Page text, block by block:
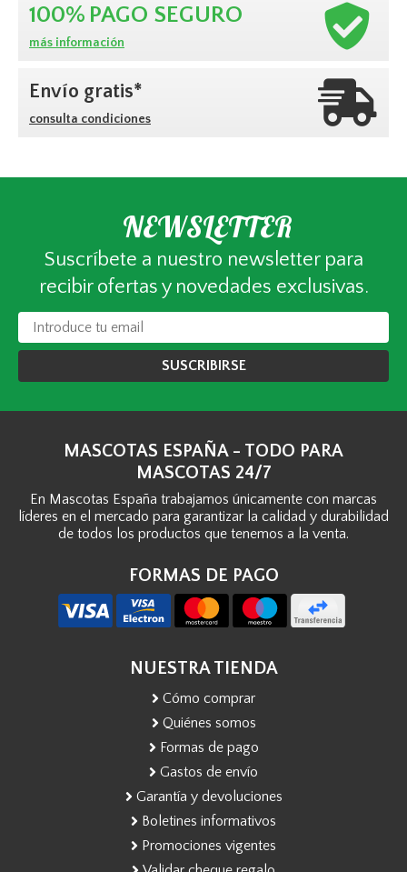
100% PAGO SEGURO
más información
Envío gratis*
consulta condiciones
NEWSLETTER
Suscríbete a nuestro newsletter para
recibir ofertas y novedades exclusivas.
SUSCRIBIRSE
MASCOTAS ESPAÑA - TODO PARA
MASCOTAS 24/7
En Mascotas España trabajamos únicamente con marcas
líderes en el mercado para garantizar la calidad y durabilidad
de todos los productos que tenemos a la venta.
FORMAS DE PAGO
NUESTRA TIENDA
Cómo comprar
Quiénes somos
Formas de pago
Gastos de envío
Garantía y devoluciones
Boletines informativos
Promociones vigentes